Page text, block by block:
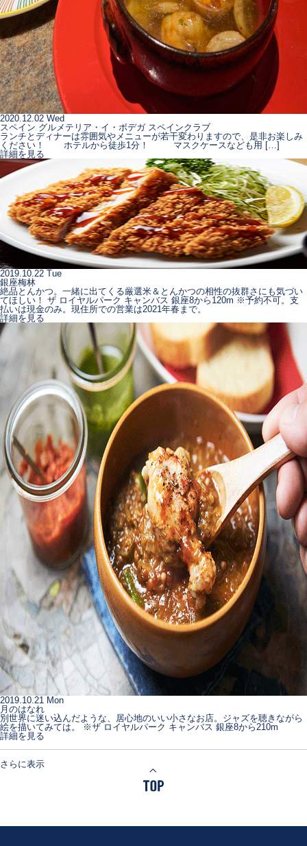
2020.12.02 Wed
スペイン グルメテリア・イ・ボデガ スペインクラブ
ランチとディナーは雰囲気やメニューが若干変わりますので、是非お楽しみ
ください！ ホテルから徒歩1分！ マスクケースなども用 […]
詳細を見る
2019.10.22 Tue
銀座梅林
絶品とんかつ。一緒に出てくる厳選米＆とんかつの相性の抜群さにも気づい
てほしい！ ザ ロイヤルパーク キャンバス 銀座8から120m ※予約不可。支
払いは現金のみ。現住所での営業は2021年春まで。
詳細を見る
2019.10.21 Mon
月のはなれ
別世界に迷い込んだような、居心地のいい小さなお店。ジャズを聴きながら
絵を描いてみては。 ※ザ ロイヤルパーク キャンバス 銀座8から210m
詳細を見る
さらに表示